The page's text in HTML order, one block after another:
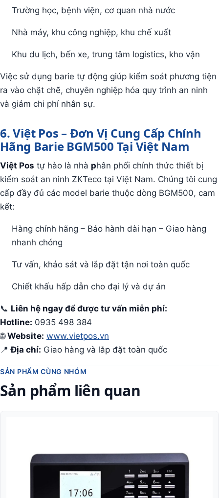
Trường học, bệnh viện, cơ quan nhà nước
Nhà máy, khu công nghiệp, khu chế xuất
Khu du lịch, bến xe, trung tâm logistics, kho vận
Việc sử dụng barie tự động giúp kiểm soát phương tiện
ra vào chặt chẽ, chuyên nghiệp hóa quy trình an ninh
và giảm chi phí nhân sự.
6. Việt Pos – Đơn Vị Cung Cấp Chính
Hãng Barie BGM500 Tại Việt Nam
Việt Pos tự hào là nhà phân phối chính thức thiết bị
kiểm soát an ninh ZKTeco tại Việt Nam. Chúng tôi cung
cấp đầy đủ các model barie thuộc dòng BGM500, cam
kết:
Hàng chính hãng – Bảo hành dài hạn – Giao hàng
nhanh chóng
Tư vấn, khảo sát và lắp đặt tận nơi toàn quốc
Chiết khấu hấp dẫn cho đại lý và dự án
📞 Liên hệ ngay để được tư vấn miễn phí:
Hotline: 0935 498 384
🌐Website: www.vietpos.vn
📍Địa chỉ: Giao hàng và lắp đặt toàn quốc
SẢN PHẨM CÙNG NHÓM
Sản phẩm liên quan